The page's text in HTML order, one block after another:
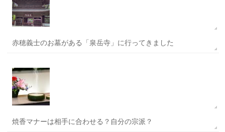
赤穂義士のお墓がある「泉岳寺」に行ってきました
焼香マナーは相手に合わせる？自分の宗派？